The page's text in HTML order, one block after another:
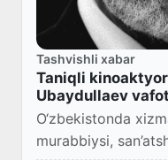
Tashvishli xabar
Taniqli
Ubaydullaev
O‘zbekistonda
murabbiysi,